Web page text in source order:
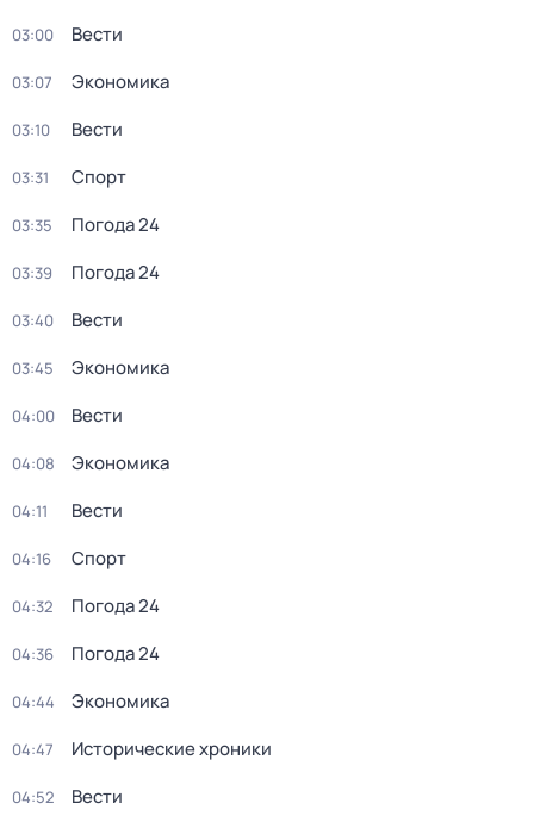
03:00 Вести
03:07 Экономика
03:10 Вести
03:31 Спорт
03:35 Погода 24
03:39 Погода 24
03:40 Вести
03:45 Экономика
04:00 Вести
04:08 Экономика
04:11 Вести
04:16 Спорт
04:32 Погода 24
04:36 Погода 24
04:44 Экономика
04:47 Исторические хроники
04:52 Вести